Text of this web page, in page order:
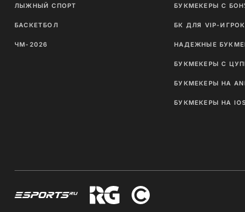
ЛЫЖНЫЙ СПОРТ
БАСКЕТБОЛ
ЧМ-2026
БУКМЕКЕРЫ С
БК ДЛЯ VIP-
НАДЕЖНЫЕ
БУКМЕКЕРЫ С
БУКМЕКЕРЫ НА
БУКМЕКЕРЫ НА IOS